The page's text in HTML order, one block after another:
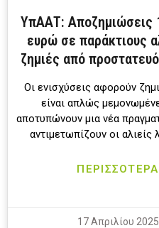
ΥπΑΑΤ: Αποζημιώσεις
ευρώ σε παράκτιους
ζημιές από
Οι ενισχύσεις αφορούν
είναι απλώς
αποτυπώνουν μια νέα
αντιμετωπίζουν οι αλιείς
ΠΕΡΙΣΣΟΤΕΡΑ
17 Απριλίου 2025